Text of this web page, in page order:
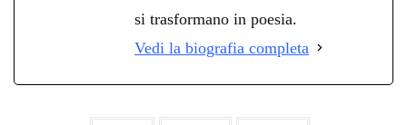
si trasformano in poesia.
Vedi la biografia completa